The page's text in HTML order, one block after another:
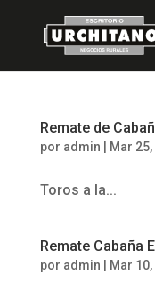
contenido
Remate de
por admin Mar
Toros a la...
Remate Cabaña
por admin Mar